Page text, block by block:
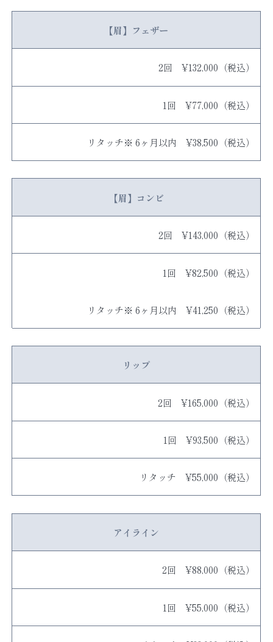
【眉】フェザー
2回 ¥132,000（税込）
1回 ¥77,000（税込）
リタッチ※ 6ヶ月以内 ¥38,500（税込）
【眉】コンビ
2回 ¥143,000（税込）
1回 ¥82,500（税込）
リタッチ※ 6ヶ月以内 ¥41,250（税込）
リップ
2回 ¥165,000（税込）
1回 ¥93,500（税込）
リタッチ ¥55,000（税込）
アイライン
2回 ¥88,000（税込）
1回 ¥55,000（税込）